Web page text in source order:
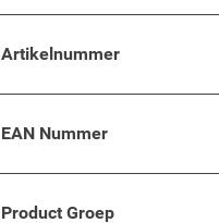
Artikelnummer
EAN Nummer
Product Groep